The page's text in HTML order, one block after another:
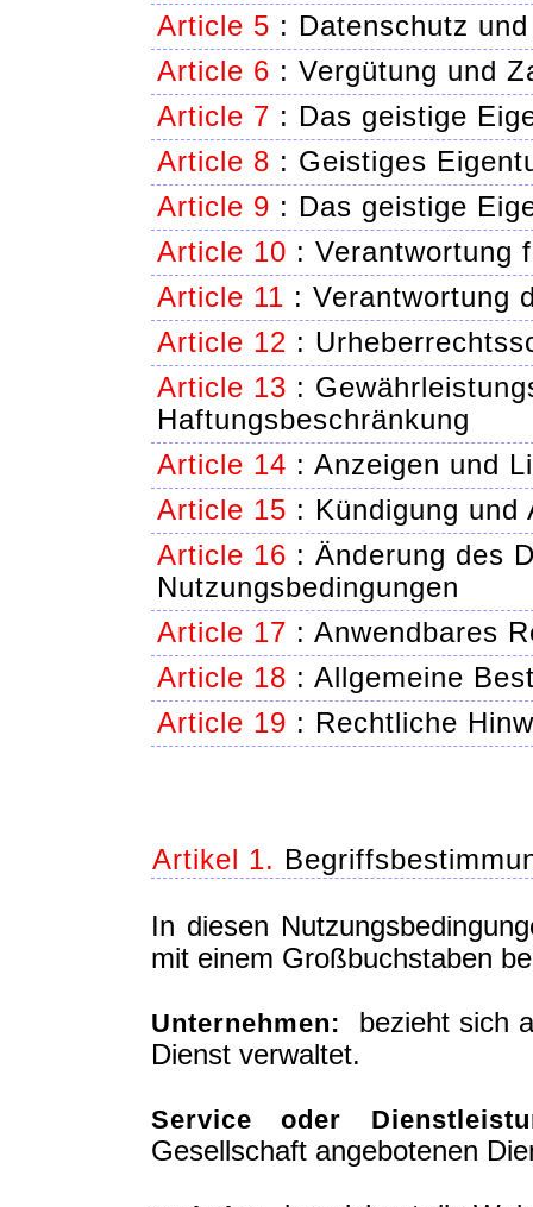
Article 5 : Datenschutz
Article 6 : Vergütung und
Article 7 : Das geistige
Article 8 : Geistiges
Article 9 : Das geistige
Article 10 : Verantwortung
Article 11 : Verantwortung
Article 12 :
Article 13 :
Haftungsbeschränkung
Article 14 : Anzeigen und
Article 15 : Kündigung und
Article 16 : Änderung des
Nutzungsbedingungen
Article 17 : Anwendbares
Article 18 : Allgemeine
Article 19 : Rechtliche
Artikel 1.
In diesen
mit einem Großbuchstaben
Unternehmen: bezieht sich
Dienst verwaltet.
Service oder
Gesellschaft angebotenen